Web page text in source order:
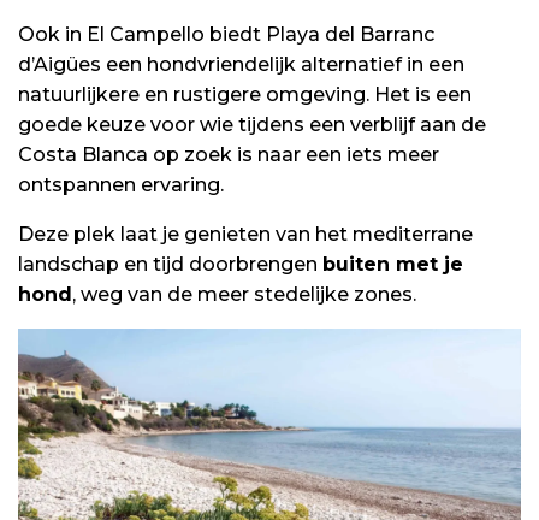
Ook in El Campello biedt Playa del Barranc
d’Aigües een hondvriendelijk alternatief in een
natuurlijkere en rustigere omgeving. Het is een
goede keuze voor wie tijdens een verblijf aan de
Costa Blanca op zoek is naar een iets meer
ontspannen ervaring.
Deze plek laat je genieten van het mediterrane
landschap en tijd doorbrengen buiten met je
hond , weg van de meer stedelijke zones.